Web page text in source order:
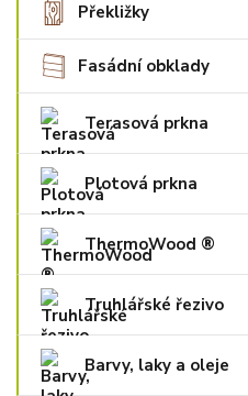
Překližky
Fasádní obklady
Terasová prkna
Plotová prkna
ThermoWood ®
Truhlářské řezivo
Barvy, laky a oleje